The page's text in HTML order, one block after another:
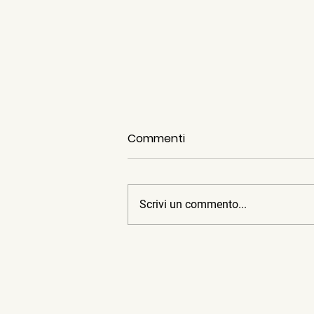
Garden Sharing
Commenti
Scrivi un commento...